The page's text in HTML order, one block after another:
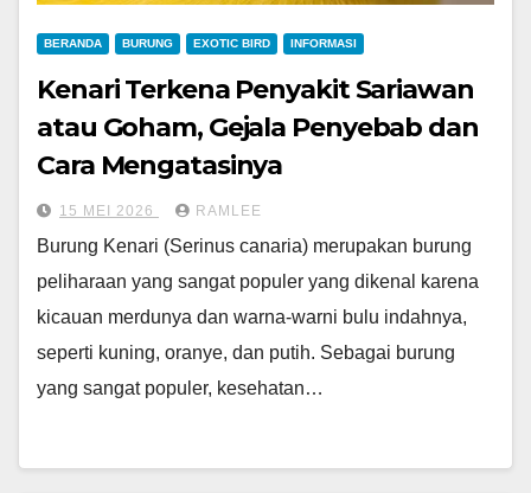
BERANDA BURUNG EXOTIC BIRD INFORMASI
Kenari Terkena Penyakit Sariawan
atau Goham, Gejala Penyebab dan
Cara Mengatasinya
15 MEI 2026 RAMLEE
Burung Kenari (Serinus canaria) merupakan burung
peliharaan yang sangat populer yang dikenal karena
kicauan merdunya dan warna-warni bulu indahnya,
seperti kuning, oranye, dan putih. Sebagai burung
yang sangat populer, kesehatan…